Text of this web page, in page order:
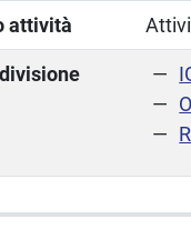
attività